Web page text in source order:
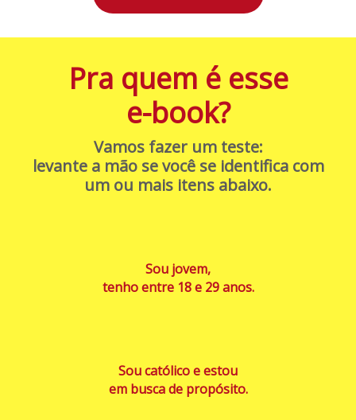
Pra quem é esse
e-book?
Vamos fazer um teste:
levante a mão se você se identifica com
um ou mais itens abaixo.
Sou jovem,
tenho entre 18 e 29 anos.
Sou católico e estou
em busca de propósito.